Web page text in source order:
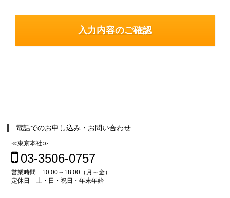
電話でのお申し込み・お問い合わせ
≪東京本社≫
03-3506-0757
営業時間 10:00～18:00（月～金）
定休日 土・日・祝日・年末年始